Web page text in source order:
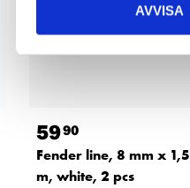
AVVISA
5990
Fender line, 8 mm x 1,5
m, white, 2 pcs